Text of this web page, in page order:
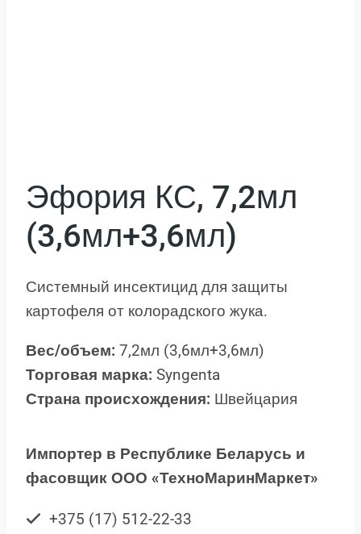
Эфория КС, 7,2мл
(3,6мл+3,6мл)
Системный инсектицид для защиты
картофеля от колорадского жука.
Вес/объем: 7,2мл (3,6мл+3,6мл)
Торговая марка: Syngenta
Страна происхождения: Швейцария
Импортер в Республике Беларусь и
фасовщик ООО «ТехноМаринМаркет»
+375 (17) 512-22-33